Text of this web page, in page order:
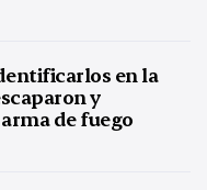
en la
y
de fuego